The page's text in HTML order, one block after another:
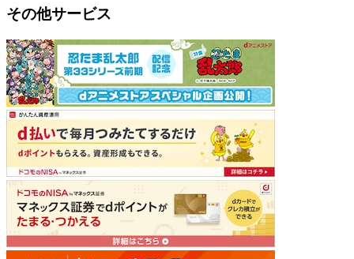
その他サービス